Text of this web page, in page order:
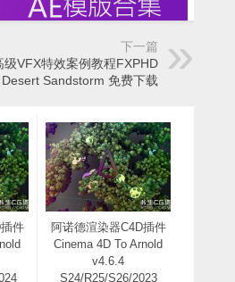
下一篇
VFX特效案例教程FXPHD
Sandstorm 免费下载
件
阿诺德渲染器C4D插件
Cinema 4D To Arnold
v4.6.4
S24/R25/S26/2023